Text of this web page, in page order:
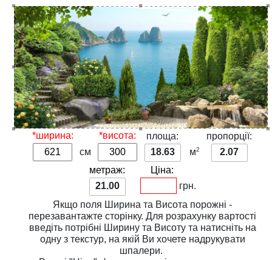
*ширина:
см
*висота:
площа:
18.63
м2
пропорції:
2.07
метраж:
21.00
Ціна:
грн.
Якщо поля Ширина та Висота порожні -
перезавантажте сторінку. Для розрахунку вартості
введіть потрібні Ширинута Висотута натисніть на
одну з текстур, на якій Ви хочете надрукувати
шпалери.